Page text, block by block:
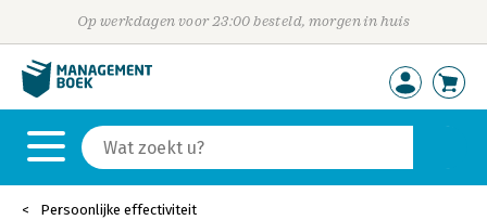
Op werkdagen voor 23:00 besteld, morgen in huis
Persoonlijke effectiviteit